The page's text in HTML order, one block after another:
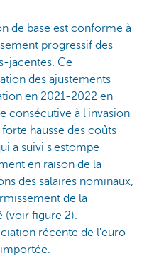
de base est conforme à
progressif des
jacentes. Ce
des ajustements
en 2021-2022 en
consécutive à l'invasion
hausse des coûts
a suivi s'estompe
en raison de la
des salaires nominaux,
de la
(voir figure 2).
récente de l'euro